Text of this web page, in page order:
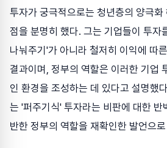
투자가 궁극적으로는 청년층의 양극
점을 분명히 했다. 그는 기업들이 투자
나눠주기'가 아니라 철저히 이익에 따
결과이며, 정부의 역할은 이러한 기업
인 환경을 조성하는 데 있다고 설명했
는 '퍼주기식' 투자라는 비판에 대한 반
반한 정부의 역할을 재확인한 발언으